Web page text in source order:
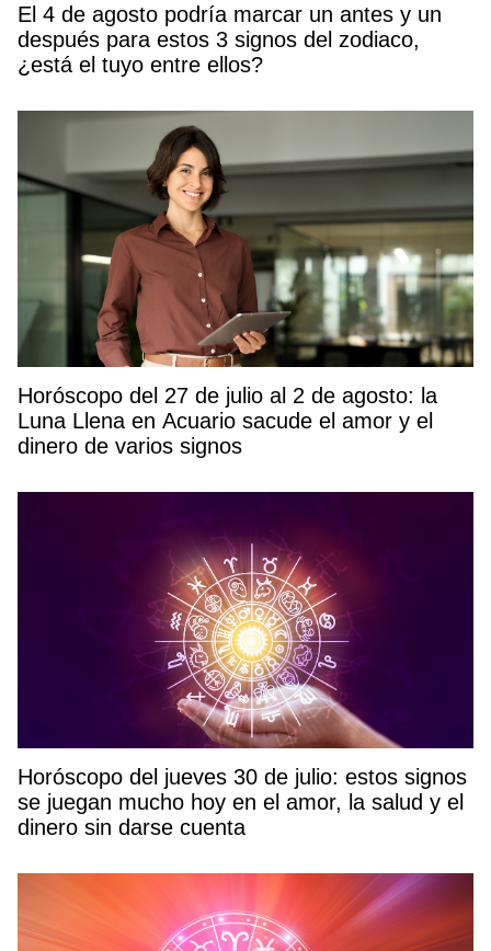
El 4 de agosto podría marcar un antes y un
después para estos 3 signos del zodiaco,
¿está el tuyo entre ellos?
Horóscopo del 27 de julio al 2 de agosto: la
Luna Llena en Acuario sacude el amor y el
dinero de varios signos
Horóscopo del jueves 30 de julio: estos signos
se juegan mucho hoy en el amor, la salud y el
dinero sin darse cuenta